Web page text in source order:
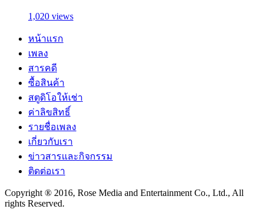
1,020 views
หน้าแรก
เพลง
สารคดี
ซื้อสินค้า
สตูดิโอให้เช่า
ค่าลิขสิทธิ์
รายชื่อเพลง
เกี่ยวกับเรา
ข่าวสารและกิจกรรม
ติดต่อเรา
Copyright ® 2016, Rose Media and Entertainment Co., Ltd., All
rights Reserved.